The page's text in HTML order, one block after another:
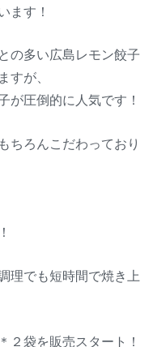
ます！
の多い広島レモン餃子
すが、
が圧倒的に人気です！
ちろんこだわっており
理でも短時間で焼き上
２袋を販売スタート！